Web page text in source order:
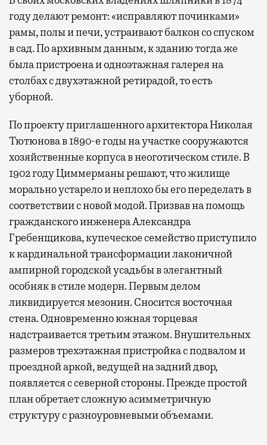
году делают ремонт: «исправляют починками»
рамы, полы и печи, устраивают балкон со спуском
в сад. По архивным данным, к зданию тогда же
была пристроена и одноэтажная галерея на
столбах с двухэтажной ретирадой, то есть
уборной.
По проекту приглашенного архитектора Николая
Тютюнова в 1890-е годы на участке сооружаются
хозяйственные корпуса в неоготическом стиле. В
1902 году Циммерманы решают, что жилище
морально устарело и неплохо бы его переделать в
соответствии с новой модой. Призвав на помощь
гражданского инженера Александра
Гребенщикова, купеческое семейство приступило
к кардинальной трансформации лаконичной
ампирной городской усадьбы в элегантный
особняк в стиле модерн. Первым делом
ликвидируется мезонин. Сносится восточная
стена. Одновременно южная торцевая
надстраивается третьим этажом. Внушительных
размеров трехэтажная пристройка с подвалом и
проездной аркой, ведущей на задний двор,
появляется с северной стороны. Прежде простой
план обретает сложную асимметричную
структуру с разноуровневыми объемами.